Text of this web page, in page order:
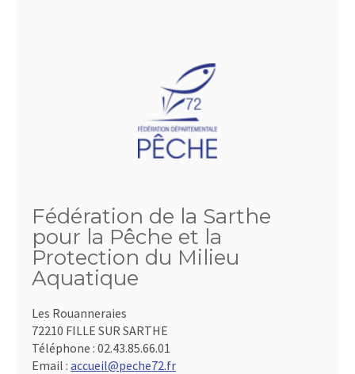
Fédération de la Sarthe
pour la Pêche et la
Protection du Milieu
Aquatique
Les Rouanneraies
72210 FILLE SUR SARTHE
Téléphone : 02.43.85.66.01
Email : accueil@peche72.fr